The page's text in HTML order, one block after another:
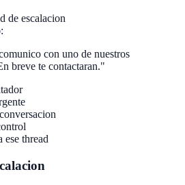
de escalacion
con uno de nuestros
breve te contactaran."
ese thread